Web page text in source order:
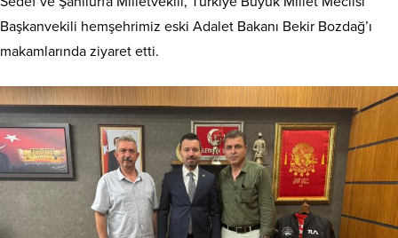
Başkanvekili hemşehrimiz eski Adalet Bakanı Bekir Bozdağ’ı
makamlarında ziyaret etti.